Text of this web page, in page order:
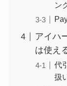
ン
アイハ
は使え
代
扱